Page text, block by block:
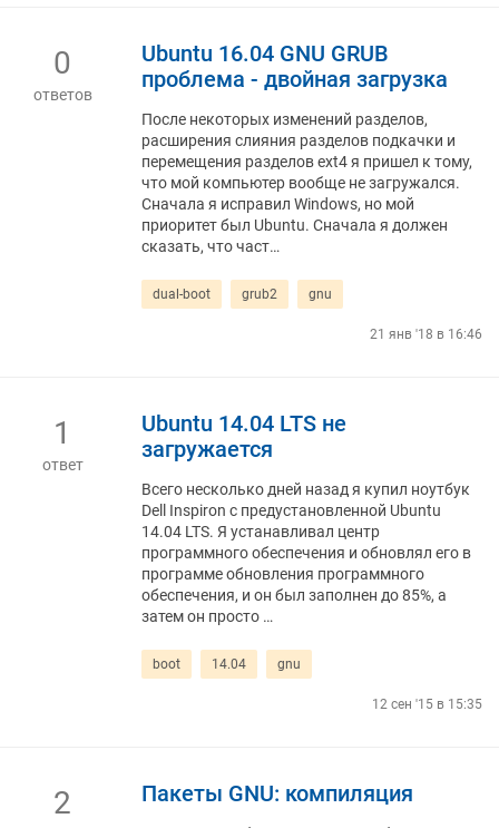
0
ответов
Ubuntu 16.04 GNU GRUB
проблема - двойная загрузка
После некоторых изменений разделов,
расширения слияния разделов подкачки и
перемещения разделов ext4 я пришел к тому,
что мой компьютер вообще не загружался.
Сначала я исправил Windows, но мой
приоритет был Ubuntu. Сначала я должен
сказать, что част…
dual-boot grub2 gnu
21 янв '18 в 16:46
1
ответ
Ubuntu 14.04 LTS не
загружается
Всего несколько дней назад я купил ноутбук
Dell Inspiron с предустановленной Ubuntu
14.04 LTS. Я устанавливал центр
программного обеспечения и обновлял его в
программе обновления программного
обеспечения, и он был заполнен до 85%, а
затем он просто …
boot 14.04 gnu
12 сен '15 в 15:35
2 Пакеты GNU: компиляция